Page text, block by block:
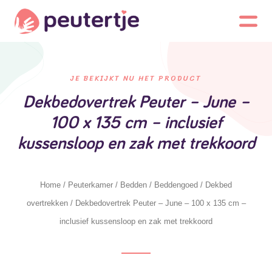
JE BEKIJKT NU HET PRODUCT
Dekbedovertrek Peuter – June –
100 x 135 cm – inclusief
kussensloop en zak met trekkoord
Home / Peuterkamer / Bedden / Beddengoed / Dekbed
overtrekken/ Dekbedovertrek Peuter – June – 100 x 135 cm –
inclusief kussensloop en zak met trekkoord